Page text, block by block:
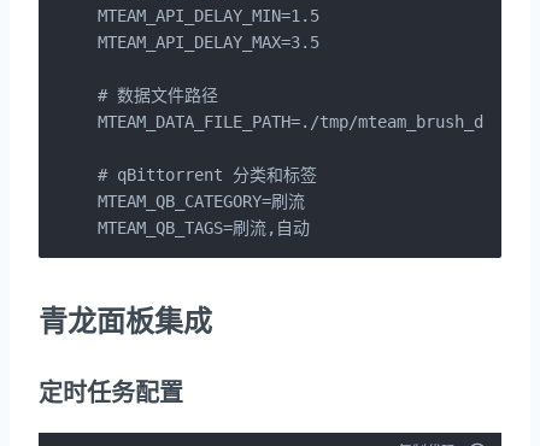
MTEAM_API_DELAY_MIN=1.5
MTEAM_API_DELAY_MAX=3.5
# 数据文件路径
MTEAM_DATA_FILE_PATH=./tmp/
# qBittorrent 分类和标签
MTEAM_QB_CATEGORY=刷流
MTEAM_QB_TAGS=刷流,自动
青龙面板集成
定时任务配置